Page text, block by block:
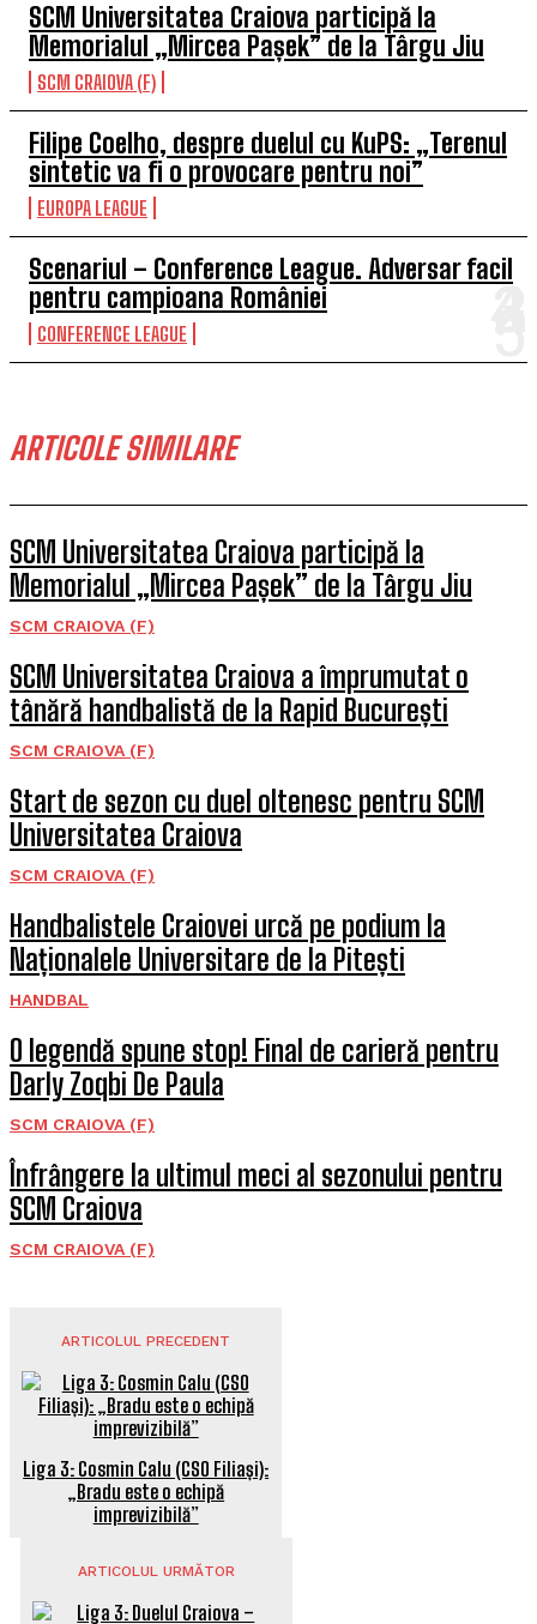
SCM Universitatea Craiova participă la
Memorialul „Mircea Pașek” de la Târgu Jiu
SCM CRAIOVA (F)
Filipe Coelho, despre duelul cu KuPS: „Terenul
sintetic va fi o provocare pentru noi”
EUROPA LEAGUE
Scenariul – Conference League. Adversar facil
pentru campioana României
CONFERENCE LEAGUE
ARTICOLE SIMILARE
SCM Universitatea Craiova participă la
Memorialul „Mircea Pașek” de la Târgu Jiu
SCM CRAIOVA (F)
SCM Universitatea Craiova a împrumutat o
tânără handbalistă de la Rapid București
SCM CRAIOVA (F)
Start de sezon cu duel oltenesc pentru SCM
Universitatea Craiova
SCM CRAIOVA (F)
Handbalistele Craiovei urcă pe podium la
Naționalele Universitare de la Pitești
HANDBAL
O legendă spune stop! Final de carieră pentru
Darly Zoqbi De Paula
SCM CRAIOVA (F)
Înfrângere la ultimul meci al sezonului pentru
SCM Craiova
SCM CRAIOVA (F)
ARTICOLUL PRECEDENT
Liga 3: Cosmin Calu (CSO Filiași):
„Bradu este o echipă
imprevizibilă”
ARTICOLUL URMĂTOR